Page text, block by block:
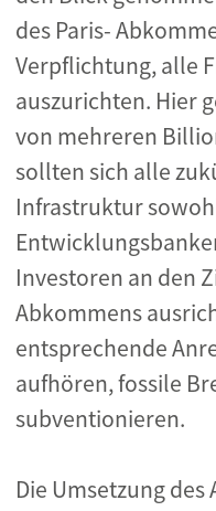
des Paris-
Verpflichtung, alle
auszurichten. Hier
von mehreren
sollten sich alle
Infrastruktur
Investoren an den
Abkommens
entsprechende
aufhören, fossile
subventionieren.
Die Umsetzung des